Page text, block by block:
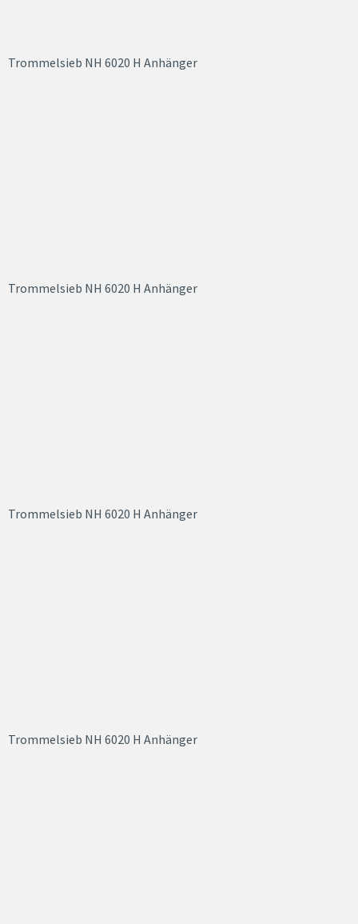
Trommelsieb NH 6020 H Anhänger
Trommelsieb NH 6020 H Anhänger
Trommelsieb NH 6020 H Anhänger
Trommelsieb NH 6020 H Anhänger